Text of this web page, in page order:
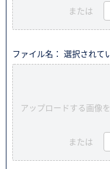
または
ファイル名： 選択されて
アップロードする画像
または